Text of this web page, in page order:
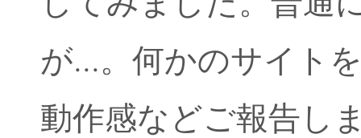
が...。何かのサイト
動作感などご報告し